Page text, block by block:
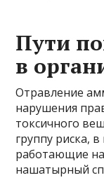
Пути
в
Отравление
нарушения
токсичного
группу риска,
работающие на
нашатырный